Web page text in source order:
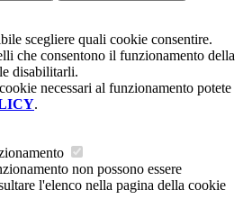
scegliere quali cookie consentire.
che consentono il funzionamento della
disabilitarli.
necessari al funzionamento potete
.
non possono essere
l'elenco nella pagina della cookie